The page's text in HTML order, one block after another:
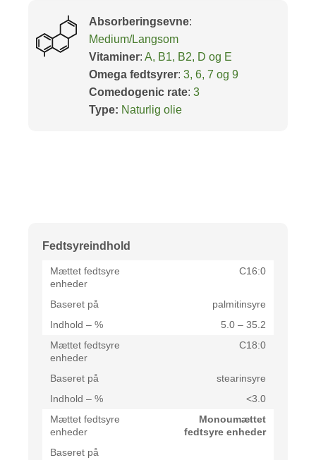
Absorberingsevne:
Medium/Langsom
Vitaminer: A, B1, B2, D og E
Omega fedtsyrer: 3, 6, 7 og 9
Comedogenic rate: 3
Type: Naturlig olie
Fedtsyreindhold
C16:0
palmitinsyre
5.0 – 35.2
C18:0
stearinsyre
<3.0
Monoumættet
fedtsyre enheder